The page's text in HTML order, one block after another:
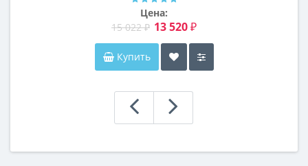
Цена:
15 022 ₽ 13 520 ₽
Купить